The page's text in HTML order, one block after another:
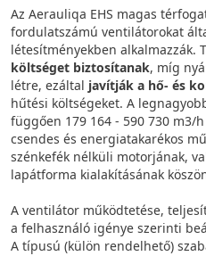
Az Aerauliqa EHS magas
fordulatszámú ventilátorokat
létesítményekben alkalmazzák.
költséget biztosítanak, míg
létre, ezáltal javítják a hő- és
hűtési költségeket. A
függően 179 164 - 590 730 m3/
csendes és energiatakarékos
szénkefék nélküli motorjának,
lapátforma kialakításának
A ventilátor működtetése,
a felhasználó igénye szerinti
A típusú (külön rendelhető)